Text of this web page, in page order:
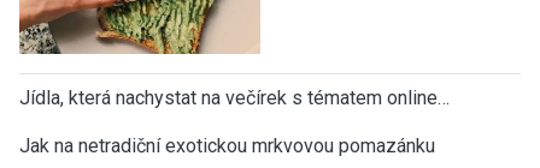
Jídla, která nachystat na večírek s tématem online…
Jak na netradiční exotickou mrkvovou pomazánku